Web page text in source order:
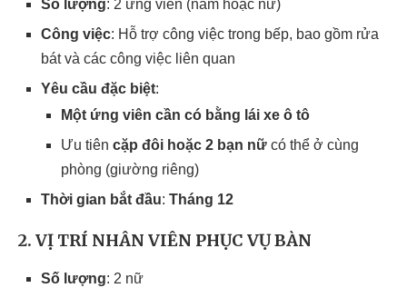
Số lượng: 2 ứng viên (nam hoặc nữ)
Công việc: Hỗ trợ công việc trong bếp, bao gồm rửa
bát và các công việc liên quan
Yêu cầu đặc biệt:
Một ứng viên cần có bằng lái xe ô tô
Ưu tiên cặp đôi hoặc 2 bạn nữ có thể ở cùng
phòng (giường riêng)
Thời gian bắt đầu: Tháng 12
2. VỊ TRÍ NHÂN VIÊN PHỤC VỤ BÀN
Số lượng: 2 nữ